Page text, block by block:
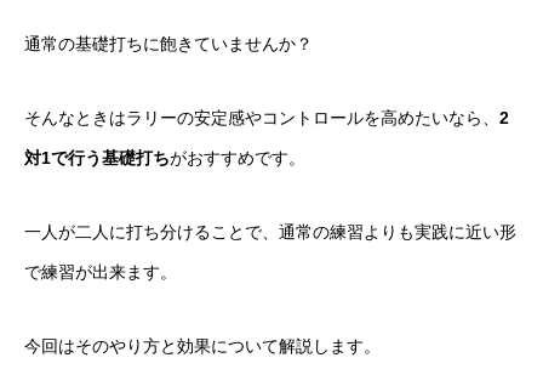
通常の基礎打ちに飽きていませんか？
そんなときはラリーの安定感やコントロールを高めたいなら、 2
対1で行う基礎打ちがおすすめです。
一人が二人に打ち分けることで、通常の練習よりも実践に近い形
で練習が出来ます。
今回はそのやり方と効果について解説します。